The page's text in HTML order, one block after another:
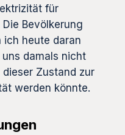
für
Bevölkerung
ich heute daran
damals nicht
Zustand zur
werden könnte.